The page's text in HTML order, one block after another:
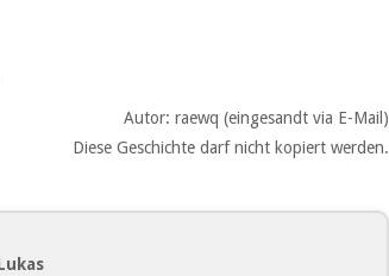
Autor: raewq (eingesandt via E-Mail)
Diese Geschichte darf nicht kopiert werden.